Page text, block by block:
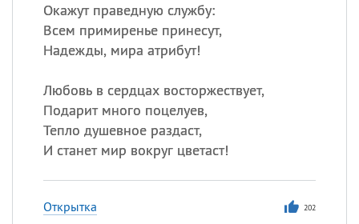
Окажут праведную службу:
Всем примиренье принесут,
Надежды, мира атрибут!
Любовь в сердцах восторжествует,
Подарит много поцелуев,
Тепло душевное раздаст,
И станет мир вокруг цветаст!
Открытка 202
ИМЕНА
Сегодня празднуют именины
Герман,Иван,
Анфиса
Посмотреть значениеи